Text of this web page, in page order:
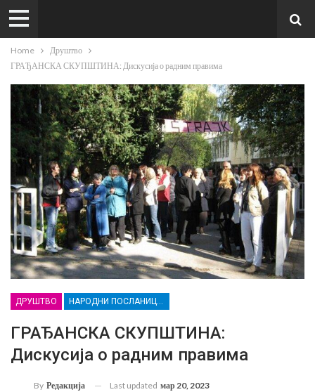
Home
Друштво
ГРАЂАНСКА СКУПШТИНА: Дискусија о радним правима
ДРУШТВО
ГРАЂАНСКА СКУПШТИНА:
Дискусија о радним правима
By Редакција Last updated мар 20, 2023